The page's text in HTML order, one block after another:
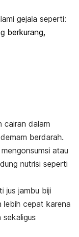
gejala seperti:
berkurang,
cairan dalam
berdarah.
atau
nutrisi seperti
jus jambu biji
lebih cepat karena